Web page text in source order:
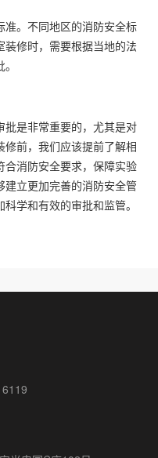
准。不同地区的消防安全标
修时，需要根据当地的法
批是非常重要的，尤其是对
前，我们应该提前了解相
合消防安全要求，保障实验
建立更加完善的消防安全管
学和有效的审批和监管。